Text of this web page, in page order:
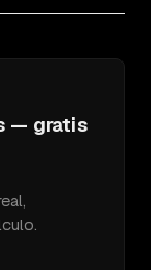
— gratis